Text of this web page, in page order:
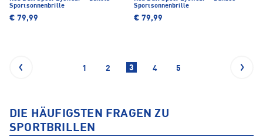
Sportsonnenbrille
€ 79,99
Sportsonnenbrille
€ 79,99
1 2 3 4 5
DIE HÄUFIGSTEN FRAGEN ZU
SPORTBRILLEN